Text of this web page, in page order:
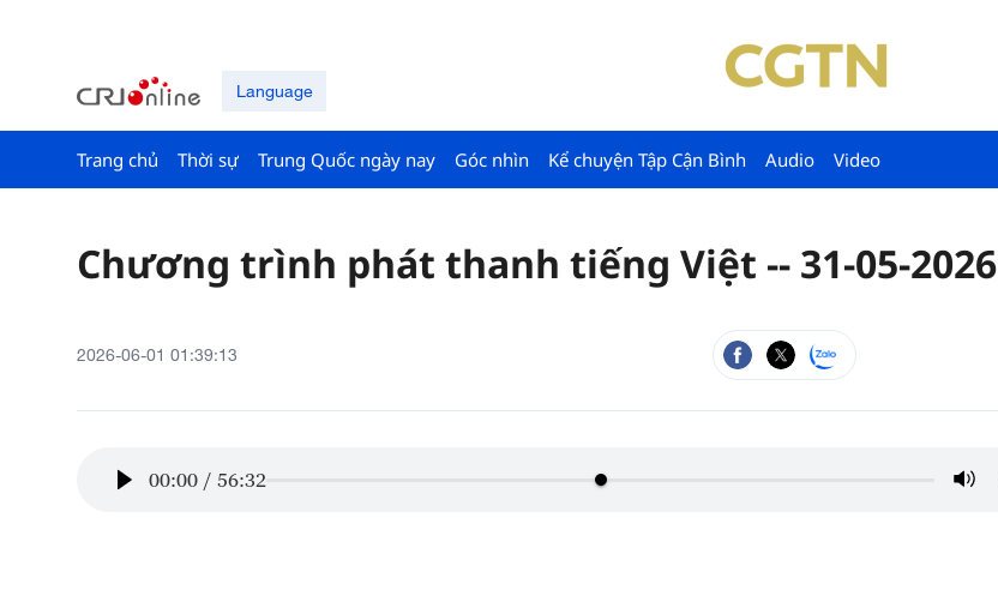
Language
Trang chủ Thời sự Trung Quốc ngày nay Góc nhìn Kể chuyện Tập Cận Bình Audio Video
Chương trình phát thanh tiếng Việt -- 31-05-2026
2026-06-01 01:39:13
00:00 / 56:32